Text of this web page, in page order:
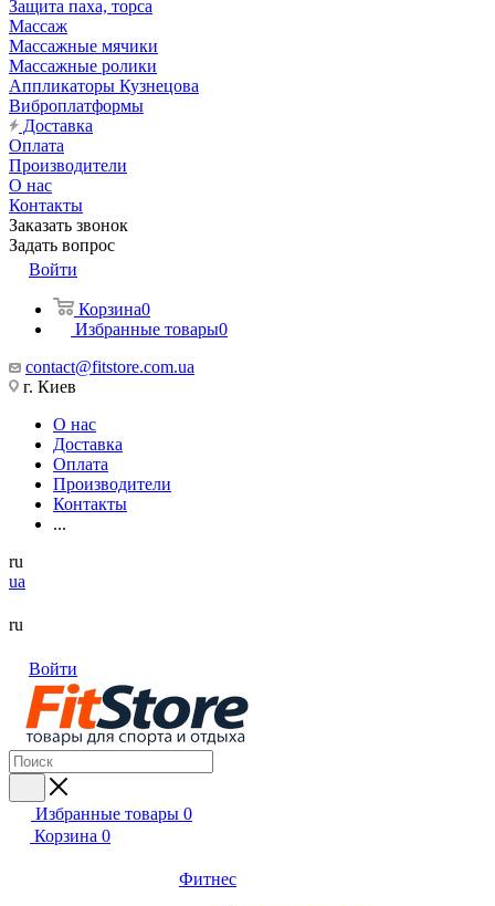
Защита паха, торса
Массаж
Массажные мячики
Массажные ролики
Аппликаторы Кузнецова
Виброплатформы
Доставка
Оплата
Производители
О нас
Контакты
Заказать звонок
Задать вопрос
Войти
Корзина0
Избранные товары0
contact@fitstore.com.ua
г. Киев
О нас
Доставка
Оплата
Производители
Контакты
...
ru
ua
ru
Войти
Избранные товары 0
Корзина 0
Фитнес